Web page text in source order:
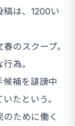
稿は、1200い
のスクープ。
為。
候補を誹謗中
たという。
ために働く